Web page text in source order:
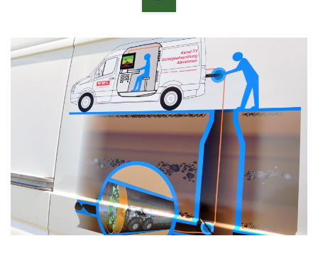
UNTERNEHMEN
LEISTUNGEN
PROJEKTE
KONTAKT